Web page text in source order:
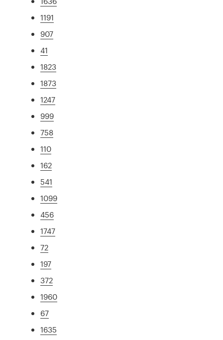
1191
907
41
1823
1873
1247
999
758
110
162
541
1099
456
1747
72
197
372
1960
67
1635